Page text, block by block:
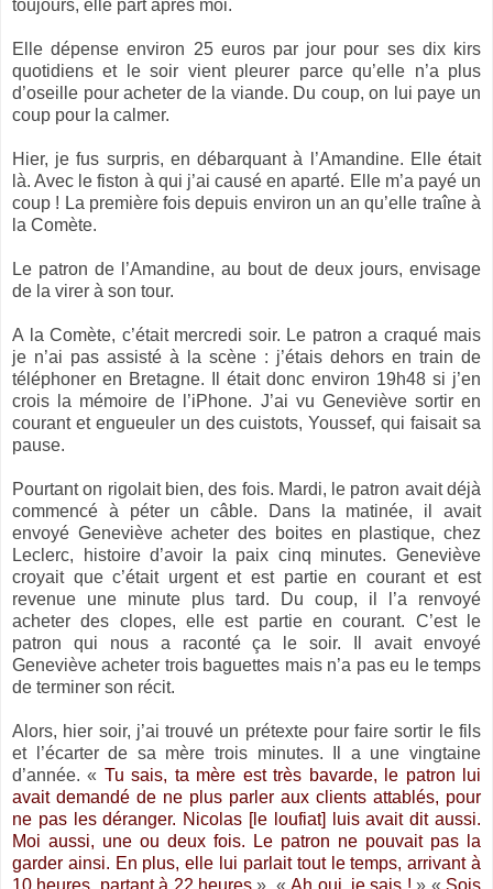
toujours, elle part après moi.
Elle dépense environ 25 euros par jour pour ses dix kirs
quotidiens et le soir vient pleurer parce qu’elle n’a plus
d’oseille pour acheter de la viande. Du coup, on lui paye un
coup pour la calmer.
Hier, je fus surpris, en débarquant à l’Amandine. Elle était
là. Avec le fiston à qui j’ai causé en aparté. Elle m’a payé un
coup ! La première fois depuis environ un an qu’elle traîne à
la Comète.
Le patron de l’Amandine, au bout de deux jours, envisage
de la virer à son tour.
A la Comète, c’était mercredi soir. Le patron a craqué mais
je n’ai pas assisté à la scène : j’étais dehors en train de
téléphoner en Bretagne. Il était donc environ 19h48 si j’en
crois la mémoire de l’iPhone. J’ai vu Geneviève sortir en
courant et engueuler un des cuistots, Youssef, qui faisait sa
pause.
Pourtant on rigolait bien, des fois. Mardi, le patron avait déjà
commencé à péter un câble. Dans la matinée, il avait
envoyé Geneviève acheter des boites en plastique, chez
Leclerc, histoire d’avoir la paix cinq minutes. Geneviève
croyait que c’était urgent et est partie en courant et est
revenue une minute plus tard. Du coup, il l’a renvoyé
acheter des clopes, elle est partie en courant. C’est le
patron qui nous a raconté ça le soir. Il avait envoyé
Geneviève acheter trois baguettes mais n’a pas eu le temps
de terminer son récit.
Alors, hier soir, j’ai trouvé un prétexte pour faire sortir le fils
et l’écarter de sa mère trois minutes. Il a une vingtaine
d’année. « Tu sais, ta mère est très bavarde, le patron lui
avait demandé de ne plus parler aux clients attablés, pour
ne pas les déranger. Nicolas [le loufiat] luis avait dit aussi.
Moi aussi, une ou deux fois. Le patron ne pouvait pas la
garder ainsi. En plus, elle lui parlait tout le temps, arrivant à
10 heures, partant à 22 heures». « Ah oui, je sais ! » « Sois